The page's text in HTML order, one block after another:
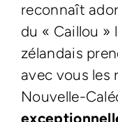
reconnaît
du « Caillou »
zélandais
avec vous les
Nouvelle-